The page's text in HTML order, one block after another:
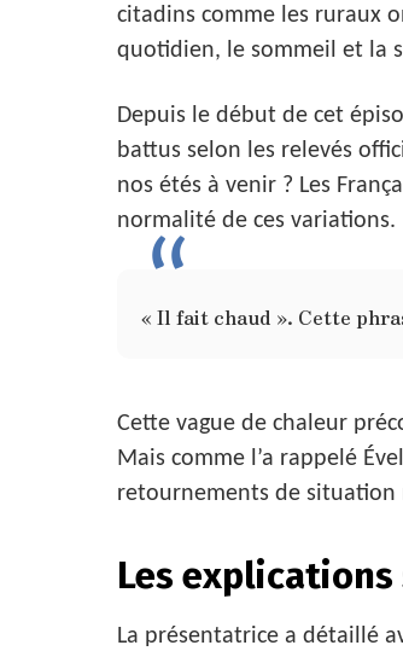
citadins comme les ruraux
quotidien, le sommeil et la
Depuis le début de cet
battus selon les relevés
nos étés à venir ? Les
normalité de ces variations.
« Il fait chaud ». Cette
Cette vague de chaleur
Mais comme l’a rappelé
retournements de situation
Les
La présentatrice a détaillé